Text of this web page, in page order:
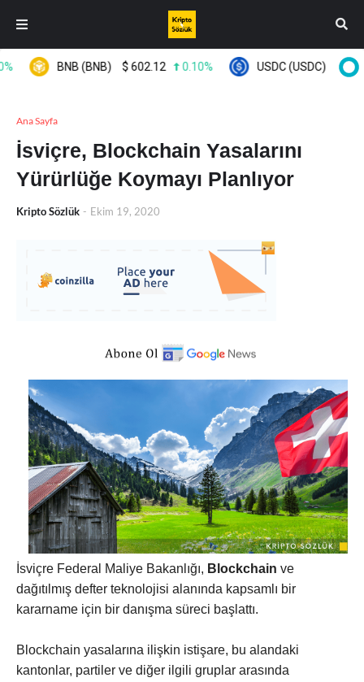
BNB (BNB) $ 602.12 0.10% USDC (USDC) $
Ana Sayfa
İsviçre, Blockchain Yasalarını
Yürürlüğe Koymayı Planlıyor
Kripto Sözlük - Ekim 19, 2020
İsviçre Federal Maliye Bakanlığı, Blockchain ve
dağıtılmış defter teknolojisi alanında kapsamlı bir
kararname için bir danışma süreci başlattı.
Blockchain yasalarına ilişkin istişare, bu alandaki
kantonlar, partiler ve diğer ilgili gruplar arasında